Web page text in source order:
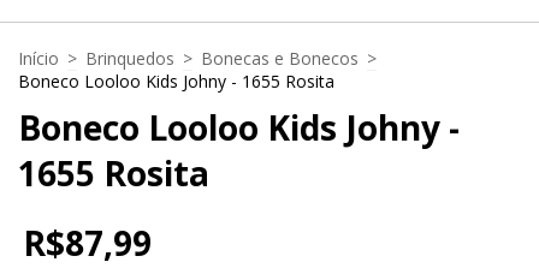
Início > Brinquedos > Bonecas e Bonecos >
Boneco Looloo Kids Johny - 1655 Rosita
Boneco Looloo Kids Johny -
1655 Rosita
R$87,99